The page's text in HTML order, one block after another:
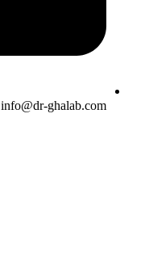
info@dr-ghalab.com